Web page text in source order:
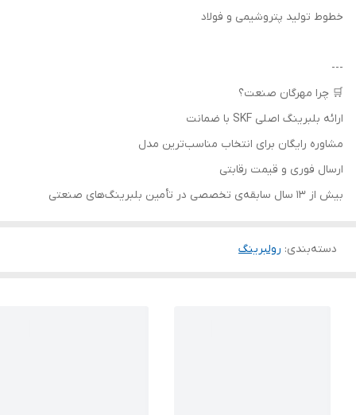
خطوط تولید پتروشیمی و فولاد
---
🛒 چرا مهرگان صنعت؟
ارائه بلبرینگ اصلی SKF با ضمانت
مشاوره رایگان برای انتخاب مناسب‌ترین مدل
ارسال فوری و قیمت رقابتی
بیش از 13 سال سابقه‌ی تخصصی در تأمین بلبرینگ‌های صنعتی
دسته‌بندی: رولبرینگ